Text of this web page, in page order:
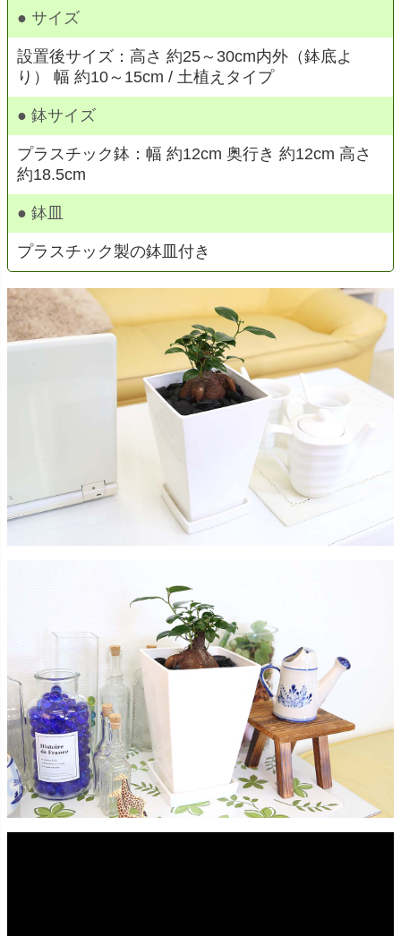
● サイズ
設置後サイズ：高さ 約25～30cm内外（鉢底よ
り） 幅 約10～15cm / 土植えタイプ
● 鉢サイズ
プラスチック鉢：幅 約12cm 奥行き 約12cm 高さ
約18.5cm
● 鉢皿
プラスチック製の鉢皿付き